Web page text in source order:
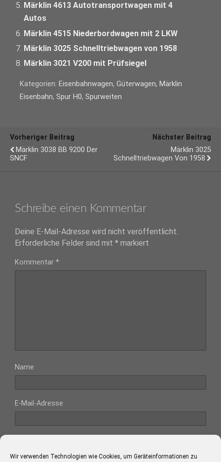
Wir verwenden Technologien wie Cookies, um Geräteinformationen zu
Märklin 4613 Autotransportwagen mit 4
Autos
Märklin 4515 Niederbordwagen mit 2 LKW
Märklin 3025 Schnelltriebwagen von 1958
Märklin 3021 V200 mit Prüfsiegel
Kategorien: Eisenbahnwagen, Güterwagen, Märklin
Eisenbahn, Spur H0, Spurweiten
Vorheriger Beitrag
Märklin 3038 BB 9200 Der
SNCF
Nächster Beitrag
Märklin 3025
Schnelltriebwagen Von 1958
Schreibe einen Kommentar
Deine E-Mail-Adresse wird nicht veröffentlicht.
Erforderliche Felder sind mit * markiert
Kommentar *
Name
E-Mail-Adresse